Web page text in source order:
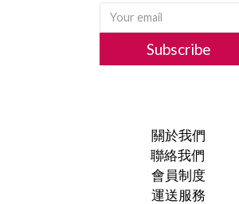
Subscribe
關於我們
聯絡我們
會員制度
運送服務